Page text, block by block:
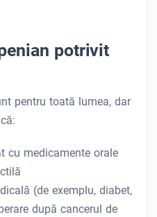
potrivit
pentru toată lumea, dar
cu medicamente orale
(de exemplu, diabet,
după cancerul de